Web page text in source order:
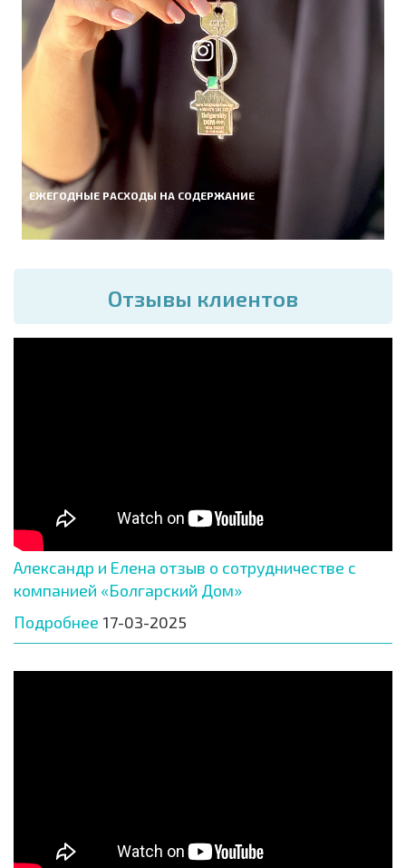
ЕЖЕГОДНЫЕ РАСХОДЫ НА СОДЕРЖАНИЕ
Отзывы клиентов
Александр и Елена отзыв о сотрудничестве с
компанией «Болгарский Дом»
Подробнее 17-03-2025